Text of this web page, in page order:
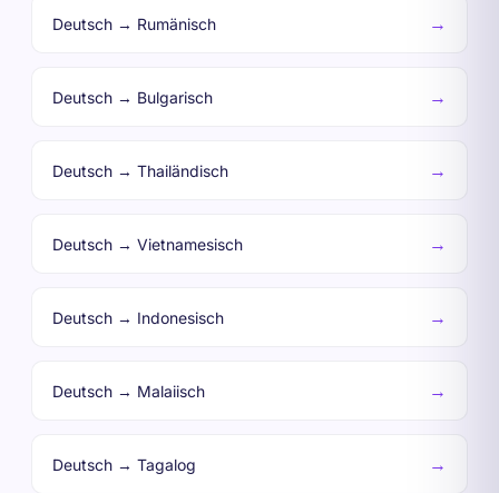
Deutsch → Rumänisch →
Deutsch → Bulgarisch →
Deutsch → Thailändisch →
Deutsch → Vietnamesisch →
Deutsch → Indonesisch →
Deutsch → Malaiisch →
Deutsch → Tagalog →